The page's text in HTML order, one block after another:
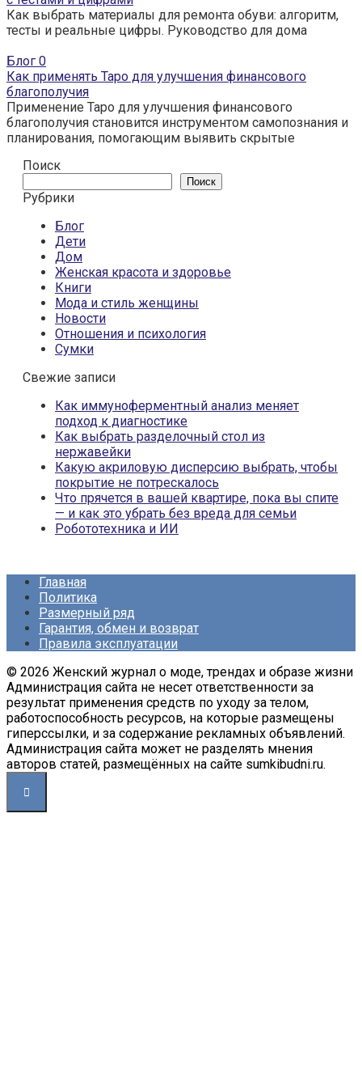
Как выбрать материалы для ремонта обуви: алгоритм,
тесты и реальные цифры. Руководство для дома
Блог 0
Как применять Таро для улучшения финансового
благополучия
Применение Таро для улучшения финансового
благополучия становится инструментом самопознания и
планирования, помогающим выявить скрытые
Поиск
Поиск
Рубрики
Блог
Дети
Дом
Женская красота и здоровье
Книги
Мода и стиль женщины
Новости
Отношения и психология
Сумки
Свежие записи
Как иммуноферментный анализ меняет
подход к диагностике
Как выбрать разделочный стол из
нержавейки
Какую акриловую дисперсию выбрать, чтобы
покрытие не потрескалось
Что прячется в вашей квартире, пока вы спите
— и как это убрать без вреда для семьи
Робототехника и ИИ
Главная
Политика
Размерный ряд
Гарантия, обмен и возврат
Правила эксплуатации
© 2026 Женский журнал о моде, трендах и образе жизни
Администрация сайта не несет ответственности за
результат применения средств по уходу за телом,
работоспособность ресурсов, на которые размещены
гиперссылки, и за содержание рекламных объявлений.
Администрация сайта может не разделять мнения
авторов статей, размещённых на сайте sumkibudni.ru.